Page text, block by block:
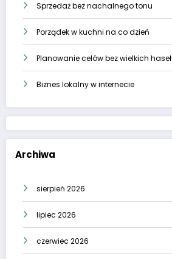
Sprzedaż bez nachalnego tonu
Porządek w kuchni na co dzień
Planowanie celów bez wielkich haseł
Biznes lokalny w internecie
Archiwa
sierpień 2026
lipiec 2026
czerwiec 2026